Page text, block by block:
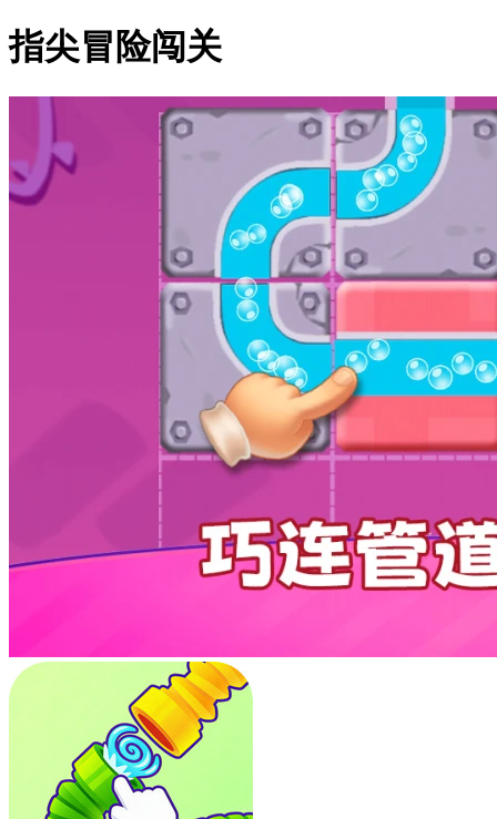
指尖冒险闯关